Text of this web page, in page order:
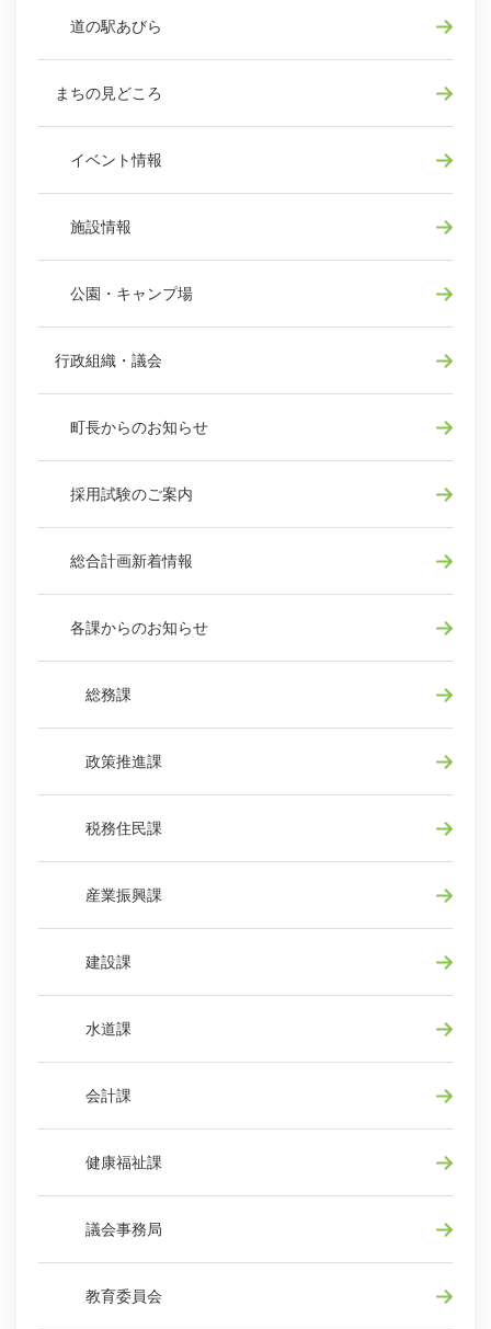
道の駅あびら
まちの見どころ
イベント情報
施設情報
公園・キャンプ場
行政組織・議会
町長からのお知らせ
採用試験のご案内
総合計画新着情報
各課からのお知らせ
総務課
政策推進課
税務住民課
産業振興課
建設課
水道課
会計課
健康福祉課
議会事務局
教育委員会